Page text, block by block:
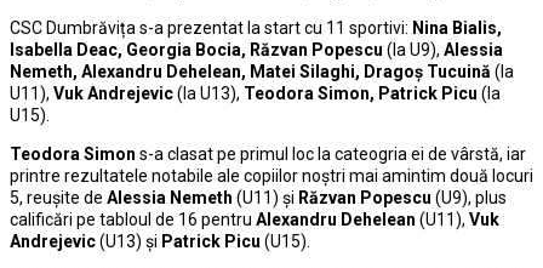
CSC Dumbrăvița s-a prezentat la start cu 11 sportivi: Nina Bialis,
Isabella Deac, Georgia Bocia, Răzvan Popescu (la U9), Alessia
Nemeth, Alexandru Dehelean, Matei Silaghi, Dragoș Tucuină (la
U11), Vuk Andrejevic(la U13), Teodora Simon, Patrick Picu (la
U15).
Teodora Simon s-a clasat pe primul loc la cateogria ei de vârstă, iar
printre rezultatele notabile ale copiilor noștri mai amintim două locuri
5, reușite de Alessia Nemeth (U11) și Răzvan Popescu (U9), plus
calificări pe tabloul de 16 pentru Alexandru Dehelean (U11), Vuk
Andrejevic(U13) și Patrick Picu (U15).